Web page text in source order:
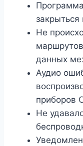
закрыться
Не
маршрутов
данных
Аудио
приборов
Не